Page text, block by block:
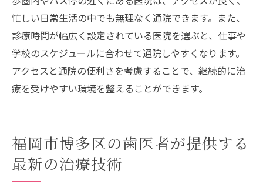
忙しい日常生活の中でも無理なく通院できます。また、
診療時間が幅広く設定されている医院を選ぶと、仕事や
学校のスケジュールに合わせて通院しやすくなります。
アクセスと通院の便利さを考慮することで、継続的に治
療を受けやすい環境を整えることができます。
福岡市博多区の歯医者が提供する
最新の治療技術